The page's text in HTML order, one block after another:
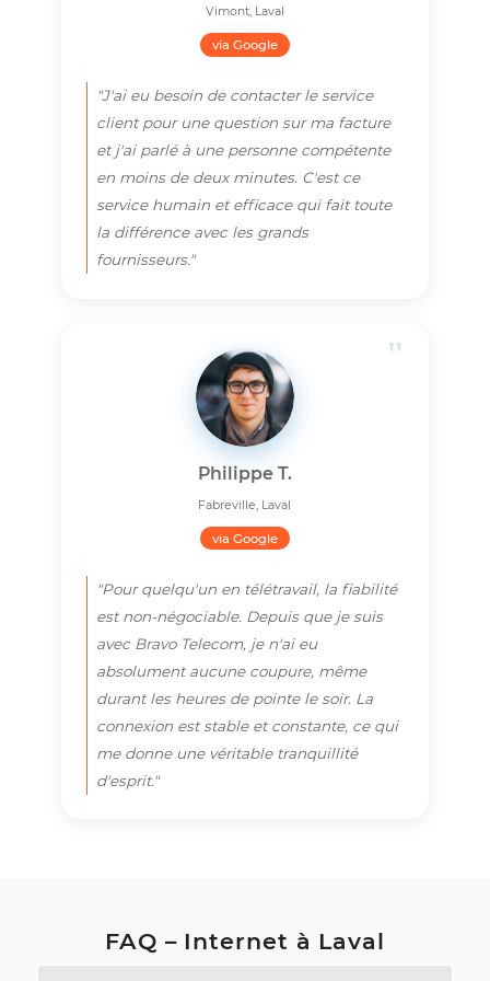
Sophie B.
via Google
"Le meilleur rapport qualité-prix que j'ai
trouvé à Laval. La connexion haute
vitesse est fiable pour le télétravail et les
David G.
Vimont, Laval
via Google
"J'ai eu besoin de contacter le service
client pour une question sur ma facture
et j'ai parlé à une personne compétente